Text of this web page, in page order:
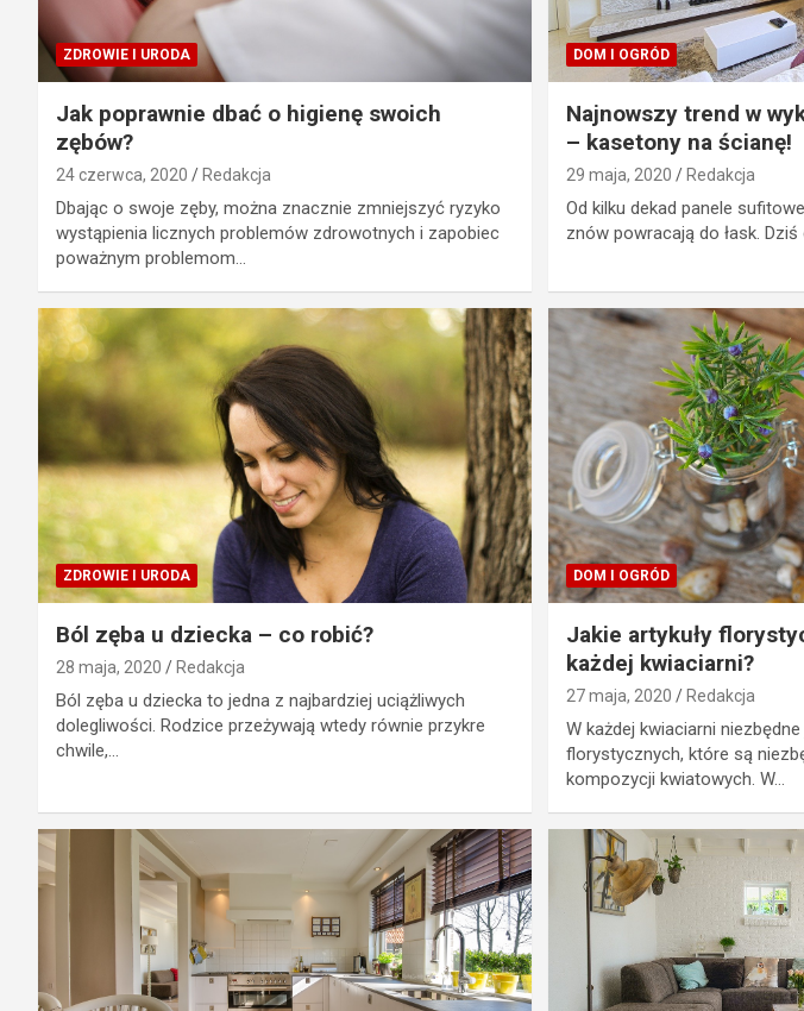
ZDROWIE I URODA
Jak poprawnie dbać o higienę swoich
zębów?
24 czerwca, 2020 Redakcja
Dbając o swoje zęby, można znacznie zmniejszyć ryzyko
wystąpienia licznych problemów zdrowotnych i zapobiec
poważnym problemom…
DOM I OGRÓD
Najnowszy trend w
– kasetony na ścianę!
29 maja, 2020 Redakcja
Od kilku dekad panele
znów powracają do łask. Dziś
ZDROWIE I URODA
Ból zęba u dziecka – co robić?
28 maja, 2020 Redakcja
Ból zęba u dziecka to jedna z najbardziej uciążliwych
dolegliwości. Rodzice przeżywają wtedy równie przykre
chwile,…
DOM I OGRÓD
Jakie artykuły
każdej kwiaciarni?
27 maja, 2020 Redakcja
W każdej kwiaciarni
florystycznych, które są
kompozycji kwiatowych. W…